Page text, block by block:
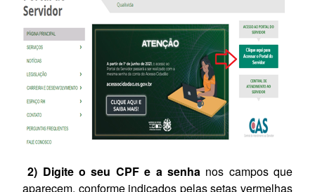
2) Digite o seu CPF e a senhanos campos que
aparecem, conforme indicados pelas setas vermelhas